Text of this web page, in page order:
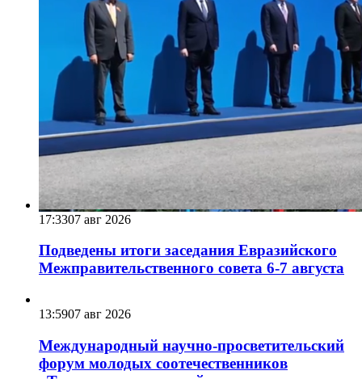
17:3307 авг 2026
Подведены итоги заседания Евразийского
Межправительственного совета 6-7 августа
13:5907 авг 2026
Международный научно-просветительский
форум молодых соотечественников